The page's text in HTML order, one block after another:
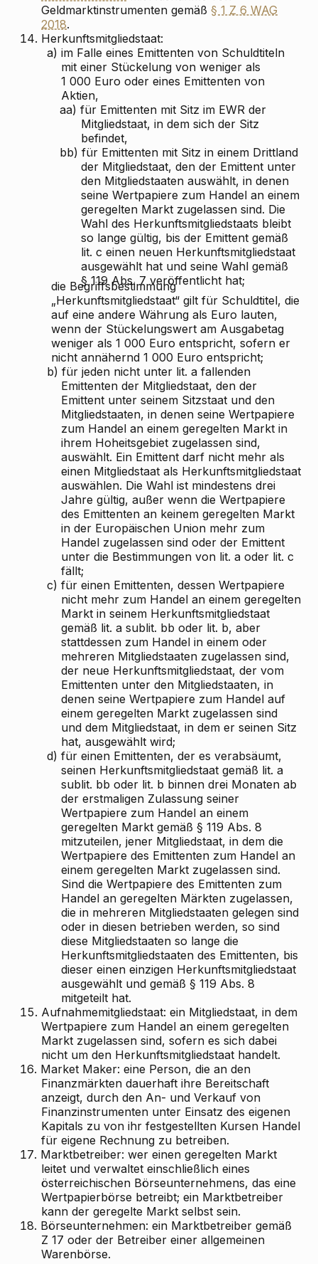
Geldmarktinstrumenten gemäß § 1 Z 6 WAG
2018.
14. Herkunftsmitgliedstaat:
a) im Falle eines Emittenten von Schuldtiteln
mit einer Stückelung von weniger als
1 000 Euro oder eines Emittenten von
Aktien,
aa) für Emittenten mit Sitz im EWR der
Mitgliedstaat, in dem sich der Sitz
befindet,
bb) für Emittenten mit Sitz in einem Drittland
der Mitgliedstaat, den der Emittent unter
den Mitgliedstaaten auswählt, in denen
seine Wertpapiere zum Handel an einem
geregelten Markt zugelassen sind. Die
Wahl des Herkunftsmitgliedstaats bleibt
so lange gültig, bis der Emittent gemäß
lit. c einen neuen Herkunftsmitgliedstaat
ausgewählt hat und seine Wahl gemäß
§ 119 Abs. 7 veröffentlicht hat;
die Begriffsbestimmung
„Herkunftsmitgliedstaat“ gilt für Schuldtitel, die
auf eine andere Währung als Euro lauten,
wenn der Stückelungswert am Ausgabetag
weniger als 1 000 Euro entspricht, sofern er
nicht annähernd 1 000 Euro entspricht;
b) für jeden nicht unter lit. a fallenden
Emittenten der Mitgliedstaat, den der
Emittent unter seinem Sitzstaat und den
Mitgliedstaaten, in denen seine Wertpapiere
zum Handel an einem geregelten Markt in
ihrem Hoheitsgebiet zugelassen sind,
auswählt. Ein Emittent darf nicht mehr als
einen Mitgliedstaat als Herkunftsmitgliedstaat
auswählen. Die Wahl ist mindestens drei
Jahre gültig, außer wenn die Wertpapiere
des Emittenten an keinem geregelten Markt
in der Europäischen Union mehr zum
Handel zugelassen sind oder der Emittent
unter die Bestimmungen von lit. a oder lit. c
fällt;
c) für einen Emittenten, dessen Wertpapiere
nicht mehr zum Handel an einem geregelten
Markt in seinem Herkunftsmitgliedstaat
gemäß lit. a sublit. bb oder lit. b, aber
stattdessen zum Handel in einem oder
mehreren Mitgliedstaaten zugelassen sind,
der neue Herkunftsmitgliedstaat, der vom
Emittenten unter den Mitgliedstaaten, in
denen seine Wertpapiere zum Handel auf
einem geregelten Markt zugelassen sind
und dem Mitgliedstaat, in dem er seinen Sitz
hat, ausgewählt wird;
d) für einen Emittenten, der es verabsäumt,
seinen Herkunftsmitgliedstaat gemäß lit. a
sublit. bb oder lit. b binnen drei Monaten ab
der erstmaligen Zulassung seiner
Wertpapiere zum Handel an einem
geregelten Markt gemäß § 119 Abs. 8
mitzuteilen, jener Mitgliedstaat, in dem die
Wertpapiere des Emittenten zum Handel an
einem geregelten Markt zugelassen sind.
Sind die Wertpapiere des Emittenten zum
Handel an geregelten Märkten zugelassen,
die in mehreren Mitgliedstaaten gelegen sind
oder in diesen betrieben werden, so sind
diese Mitgliedstaaten so lange die
Herkunftsmitgliedstaaten des Emittenten, bis
dieser einen einzigen Herkunftsmitgliedstaat
ausgewählt und gemäß § 119 Abs. 8
mitgeteilt hat.
15. Aufnahmemitgliedstaat: ein Mitgliedstaat, in dem
Wertpapiere zum Handel an einem geregelten
Markt zugelassen sind, sofern es sich dabei
nicht um den Herkunftsmitgliedstaat handelt.
16. Market Maker: eine Person, die an den
Finanzmärkten dauerhaft ihre Bereitschaft
anzeigt, durch den An- und Verkauf von
Finanzinstrumenten unter Einsatz des eigenen
Kapitals zu von ihr festgestellten Kursen Handel
für eigene Rechnung zu betreiben.
17. Marktbetreiber: wer einen geregelten Markt
leitet und verwaltet einschließlich eines
österreichischen Börseunternehmens, das eine
Wertpapierbörse betreibt; ein Marktbetreiber
kann der geregelte Markt selbst sein.
18. Börseunternehmen: ein Marktbetreiber gemäß
Z 17 oder der Betreiber einer allgemeinen
Warenbörse.